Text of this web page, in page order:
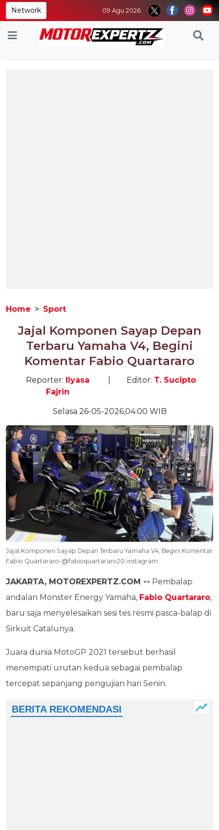
Network 09 Agu 2026
Home Sport
Jajal Komponen Sayap Depan
Terbaru Yamaha V4, Begini
Komentar Fabio Quartararo
Reporter: Ilyasa
Fajrin
Editor: T. Sucipto
Selasa 26-05-2026,04:00 WIB
Jajal Komponen Sayap Depan Terbaru Yamaha V4, Begini Komentar
Fabio Quartararo-@fabioquartararo20-instagram
JAKARTA, MOTOREXPERTZ.COM -- Pembalap
andalan Monster Energy Yamaha, Fabio Quartararo,
baru saja menyelesaikan sesi tes resmi pasca-balap di
Sirkuit Catalunya.
Juara dunia MotoGP 2021 tersebut berhasil
menempati urutan kedua sebagai pembalap
tercepat sepanjang pengujian hari Senin.